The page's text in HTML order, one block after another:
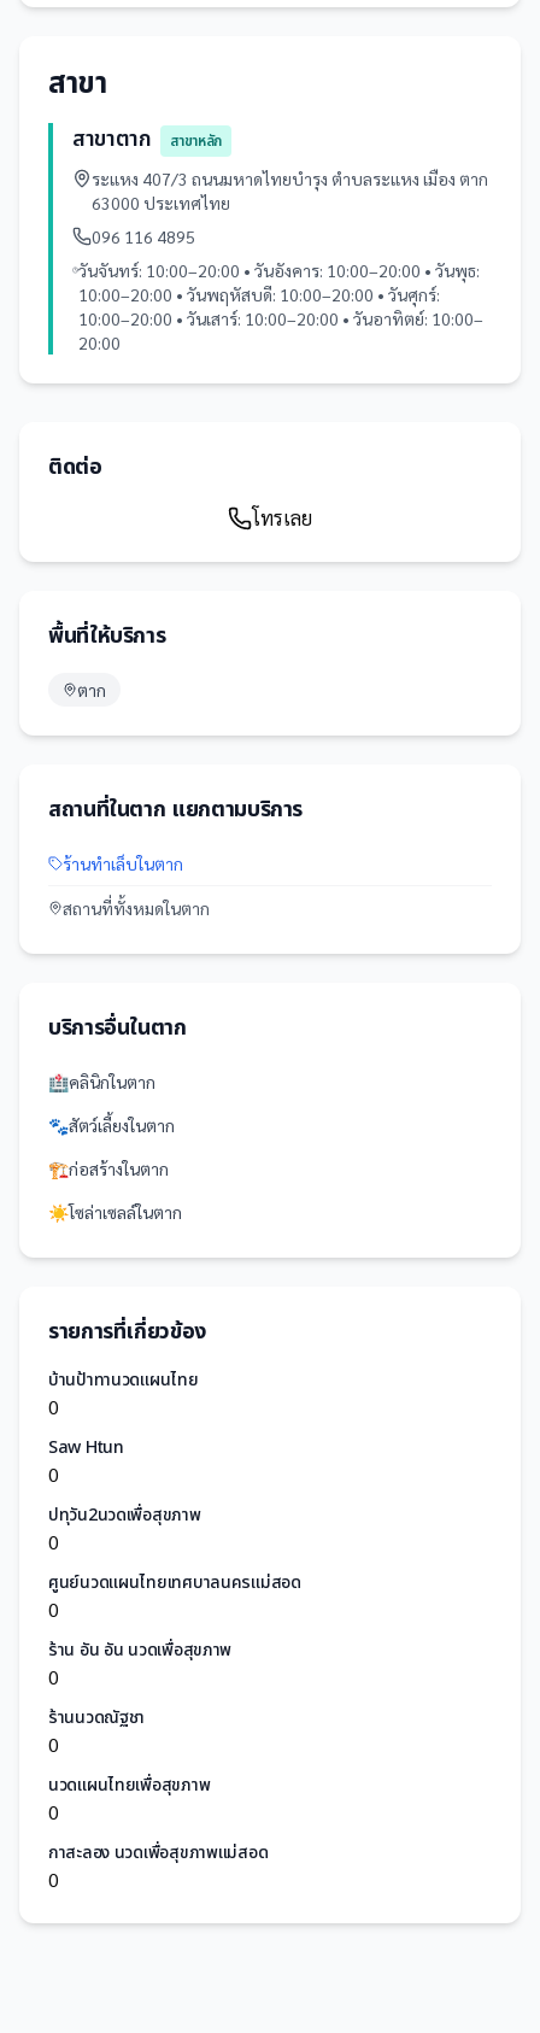
สาขา
สาขาตาก
สาขาหลัก
ระแหง 407/3 ถนนมหาดไทยบำรุง ตำบลระแหง เมือง ตาก
63000 ประเทศไทย
096 116 4895
วันจันทร์: 10:00–20:00 • วันอังคาร: 10:00–20:00 • วันพุธ:
10:00–20:00 • วันพฤหัสบดี: 10:00–20:00 • วันศุกร์:
10:00–20:00 • วันเสาร์: 10:00–20:00 • วันอาทิตย์: 10:00–
20:00
ติดต่อ
โทรเลย
พื้นที่ให้บริการ
ตาก
สถานที่ในตาก แยกตามบริการ
ร้านทำเล็บในตาก
สถานที่ทั้งหมดในตาก
บริการอื่นในตาก
🏥คลินิกในตาก
🐾สัตว์เลี้ยงในตาก
🏗️ก่อสร้างในตาก
☀️โซล่าเซลล์ในตาก
รายการที่เกี่ยวข้อง
บ้านป้าทานวดแผนไทย
0
Saw Htun
0
ปทุวัน2นวดเพื่อสุขภาพ
0
ศูนย์นวดแผนไทยเทศบาลนครแม่สอด
0
ร้าน อัน อัน นวดเพื่อสุขภาพ
0
ร้านนวดณัฐชา
0
นวดแผนไทยเพื่อสุขภาพ
0
กาสะลอง นวดเพื่อสุขภาพแม่สอด
0